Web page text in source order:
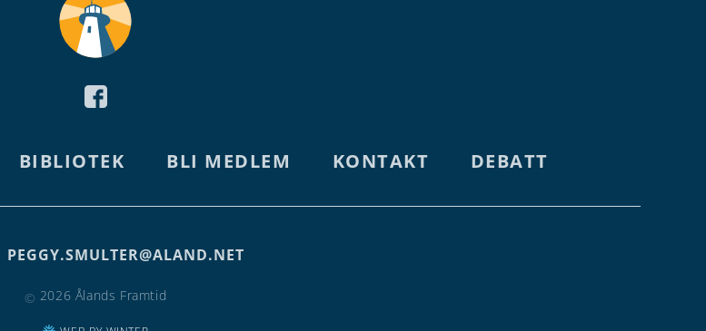
BIBLIOTEK BLI MEDLEM KONTAKT DEBATT
PEGGY.SMULTER@ALAND.NET
© 2026 Ålands Framtid